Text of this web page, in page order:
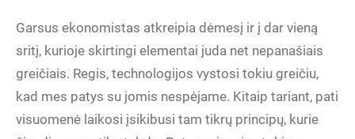
Garsus ekonomistas atkreipia dėmesį ir į dar vieną
sritį, kurioje skirtingi elementai juda net nepanašiais
greičiais. Regis, technologijos vystosi tokiu greičiu,
kad mes patys su jomis nespėjame. Kitaip tariant, pati
visuomenė laikosi įsikibusi tam tikrų principų, kurie